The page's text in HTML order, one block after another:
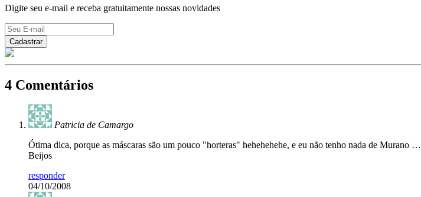
Digite seu e-mail e receba gratuitamente nossas novidades
4 Comentários
Patricia de Camargo
Ótima dica, porque as máscaras são um pouco "horteras" hehehehehe, e eu não tenho nada de Murano …
Beijos
responder
04/10/2008